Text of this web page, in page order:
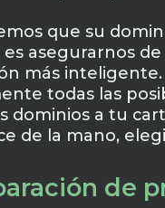
que su
es asegurarnos
más
todas las
dominios a tu
de la mano,
de